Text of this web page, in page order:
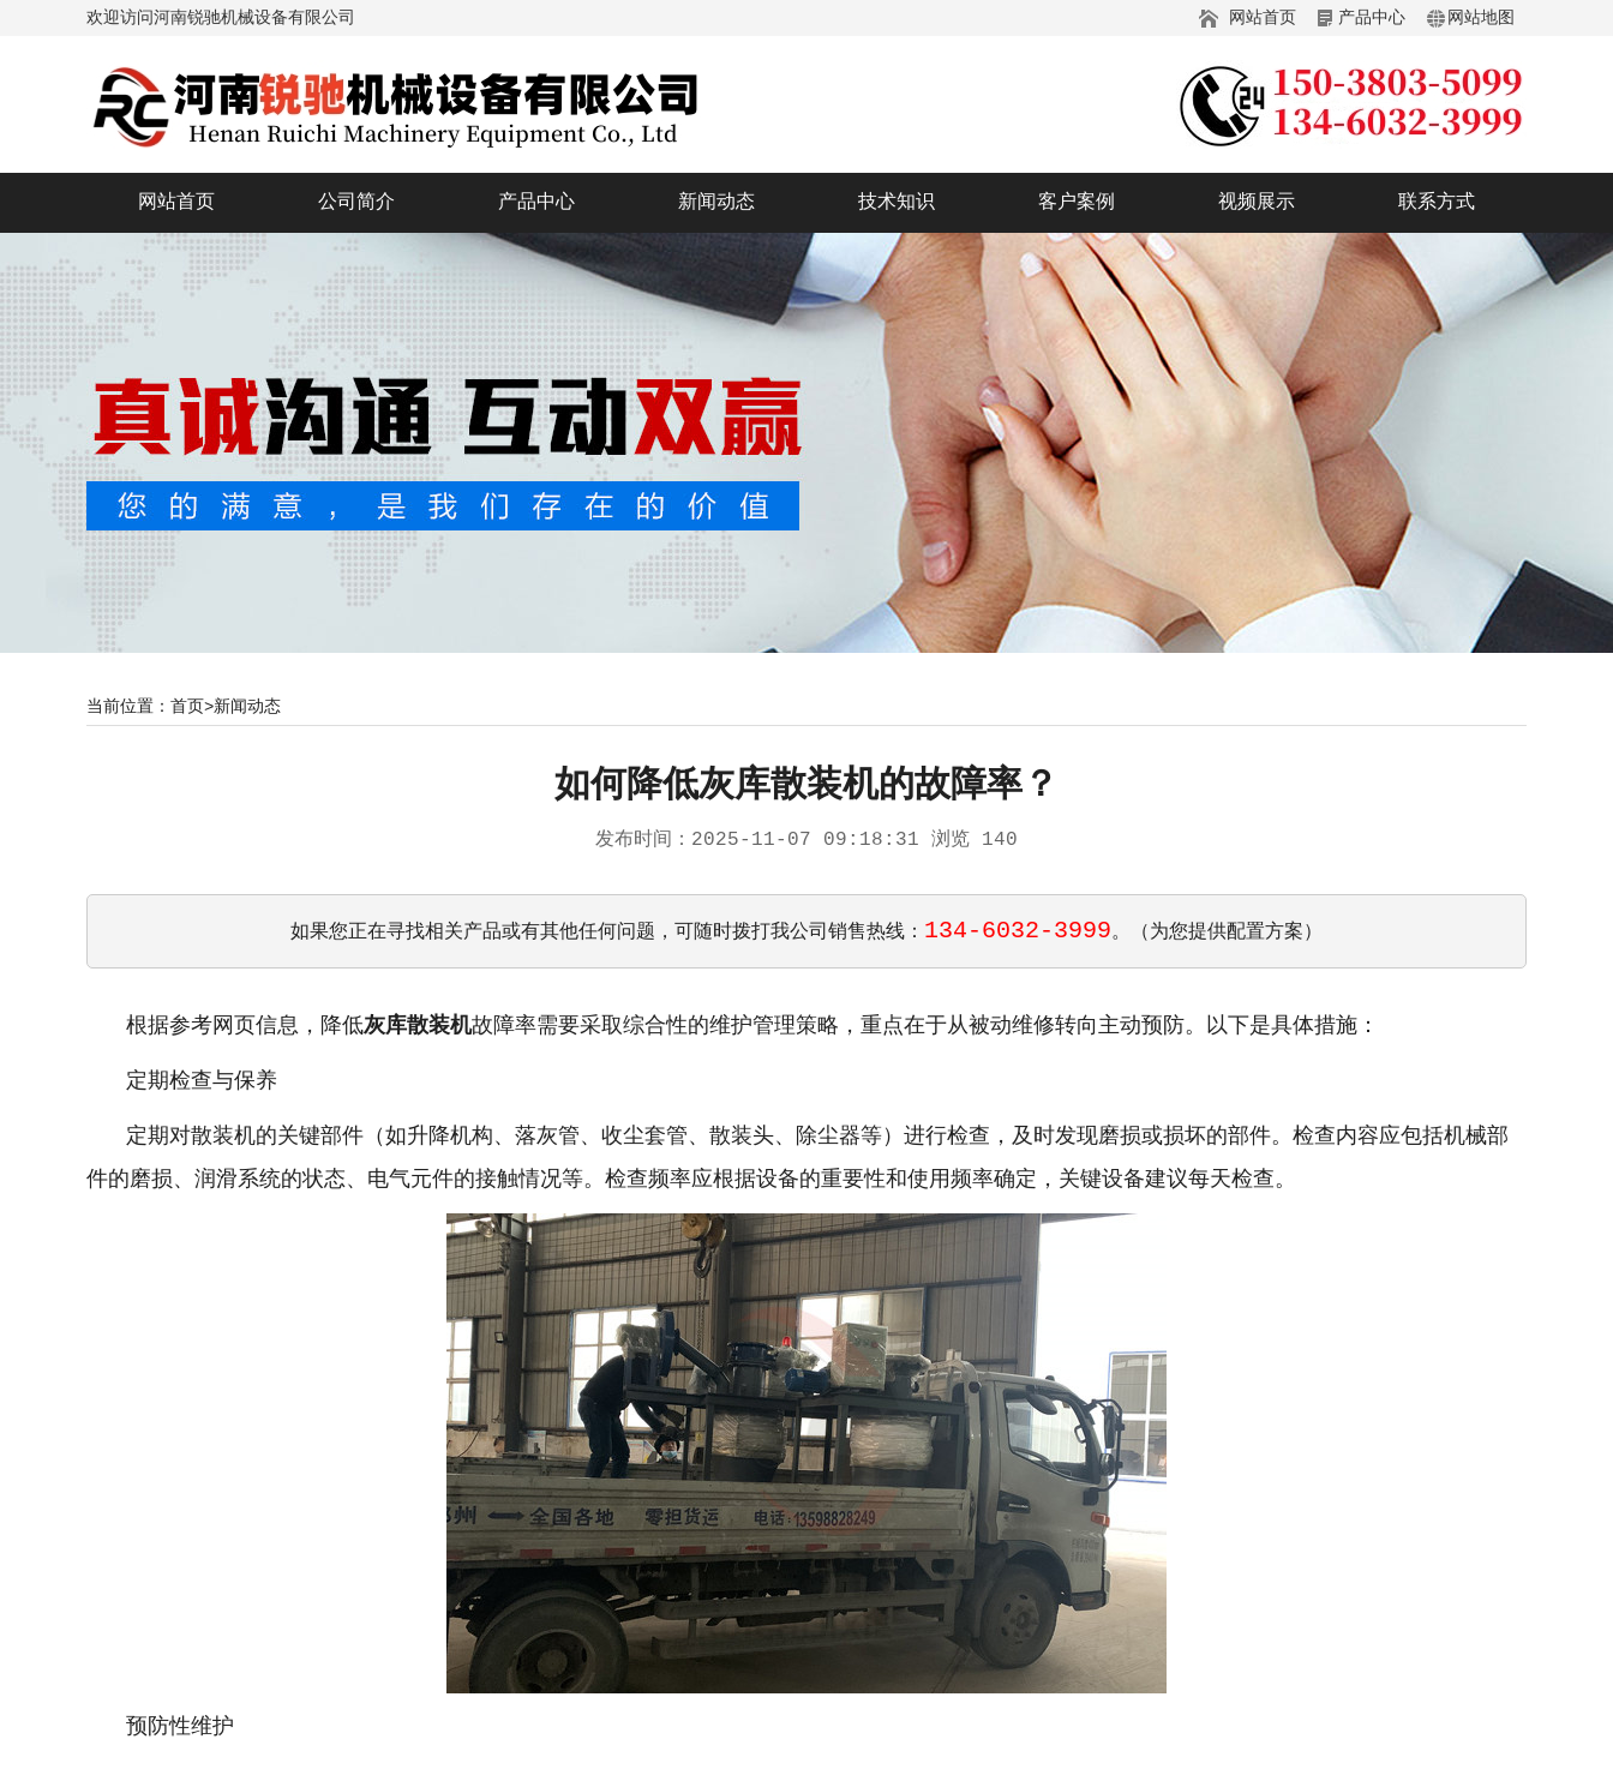
欢迎访问河南锐驰机械设备有限公司 网站首页 产品中心 网站地图
网站首页 公司简介 产品中心 新闻动态 技术知识 客户案例 视频展示 联系方式
当前位置： 首页>新闻动态
如何降低灰库散装机的故障率？
发布时间： 2025-11-07 09:18:31 浏览 140
如果您正在寻找相关产品或有其他任何问题，可随时拨打我公司销售热线： 134-6032-3999。（为您提供配置方案）
根据参考网页信息，降低灰库散装机故障率需要采取综合性的维护管理策略，重点在于从被动维修转向主动预防。以下是具体措施：
定期检查与保养
定期对散装机的关键部件（如升降机构、落灰管、收尘套管、散装头、除尘器等）进行检查，及时发现磨损或损坏的部件。检查内容应包括机械部
件的磨损、润滑系统的状态、电气元件的接触情况等。检查频率应根据设备的重要性和使用频率确定，关键设备建议每天检查。
预防性维护